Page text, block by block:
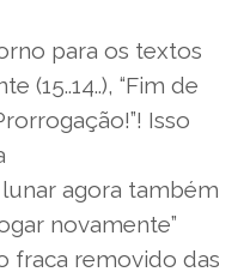
para os textos
(15..14..), “Fim de
Isso
agora também
novamente”
fraca removido das